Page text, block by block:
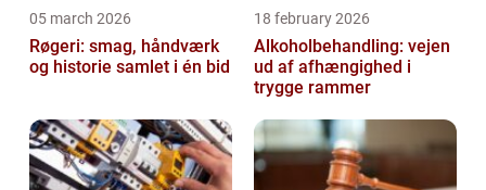
05 march 2026
Røgeri: smag, håndværk
og historie samlet i én bid
18 february 2026
Alkoholbehandling: vejen
ud af afhængighed i
trygge rammer